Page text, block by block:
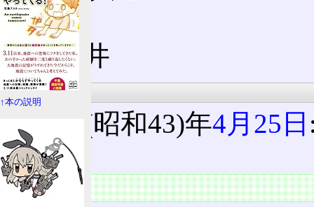
R19
春日井
沿革
1968(昭和43)年4月25日
日)
料金所
↑本の説明